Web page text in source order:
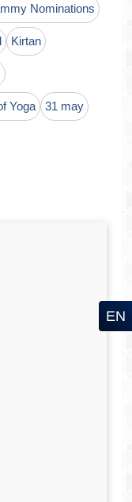
Nominations
Kirtan
Yoga 31 may
EN